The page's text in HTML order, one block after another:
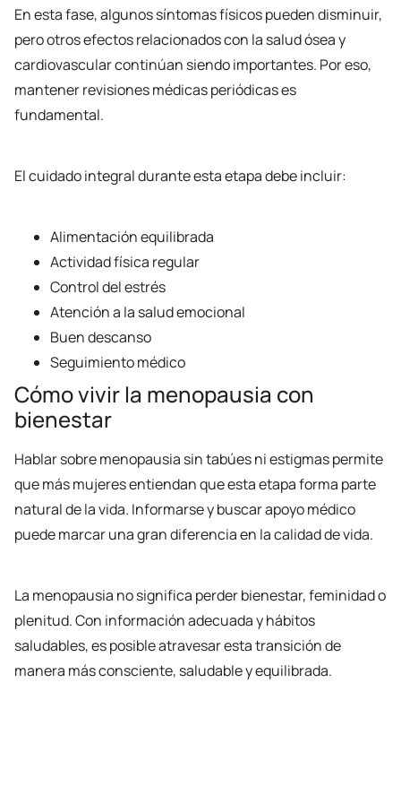
En esta fase, algunos síntomas físicos pueden disminuir,
pero otros efectos relacionados con la salud ósea y
cardiovascular continúan siendo importantes. Por eso,
mantener revisiones médicas periódicas es
fundamental.
El cuidado integral durante esta etapa debe incluir:
Alimentación equilibrada
Actividad física regular
Control del estrés
Atención a la salud emocional
Buen descanso
Seguimiento médico
Cómo vivir la menopausia con
bienestar
Hablar sobre menopausia sin tabúes ni estigmas permite
que más mujeres entiendan que esta etapa forma parte
natural de la vida. Informarse y buscar apoyo médico
puede marcar una gran diferencia en la calidad de vida.
La menopausia no significa perder bienestar, feminidad o
plenitud. Con información adecuada y hábitos
saludables, es posible atravesar esta transición de
manera más consciente, saludable y equilibrada.